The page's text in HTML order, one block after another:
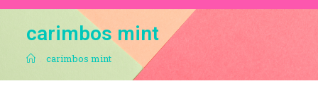
carimbos mint
. carimbos mint